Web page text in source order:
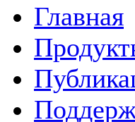
Главная